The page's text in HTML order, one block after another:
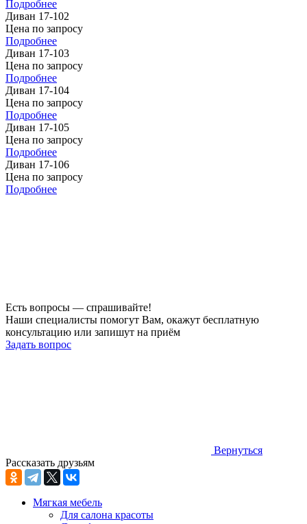
Подробнее
Диван 17-102
Цена по запросу
Подробнее
Диван 17-103
Цена по запросу
Подробнее
Диван 17-104
Цена по запросу
Подробнее
Диван 17-105
Цена по запросу
Подробнее
Диван 17-106
Цена по запросу
Подробнее
Есть вопросы — спрашивайте!
Наши специалисты помогут Вам, окажут бесплатную
консультацию или запишут на приём
Задать вопрос
Вернуться
Рассказать друзьям
Мягкая мебель
Для салона красоты